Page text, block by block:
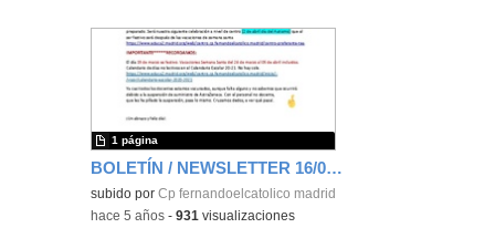
BOLETÍN / NEWSLETTER 16/03/21
subido porCp fernandoelcatolico madrid
1 página
-hace 5 años -931 visualizaciones